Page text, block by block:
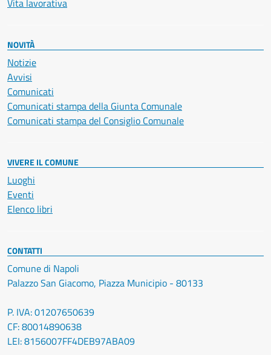
Vita lavorativa
NOVITÀ
Notizie
Avvisi
Comunicati
Comunicati stampa della Giunta Comunale
Comunicati stampa del Consiglio Comunale
VIVERE IL COMUNE
Luoghi
Eventi
Elenco libri
CONTATTI
Comune di Napoli
Palazzo San Giacomo, Piazza Municipio - 80133
P. IVA: 01207650639
CF: 80014890638
LEI: 8156007FF4DEB97ABA09